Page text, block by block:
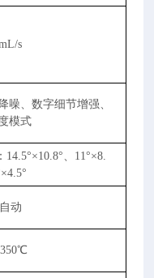
s
噪、数字细节增强、
模式
、11°×8.
动